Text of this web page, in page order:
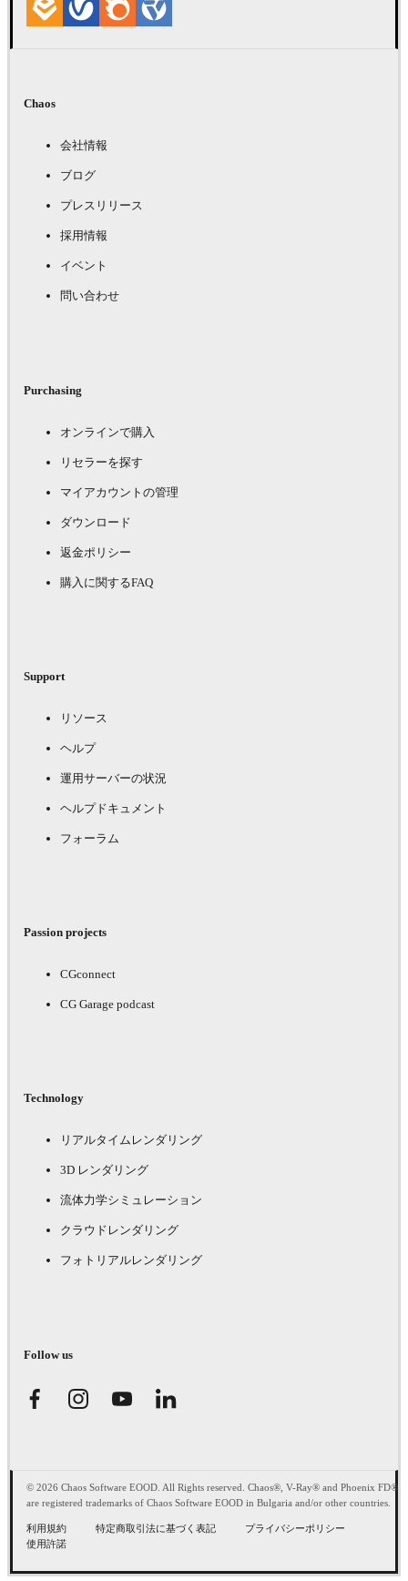
Chaos
会社情報
ブログ
プレスリリース
採用情報
イベント
問い合わせ
Purchasing
オンラインで購入
リセラーを探す
マイアカウントの管理
ダウンロード
返金ポリシー
購入に関するFAQ
Support
リソース
ヘルプ
運用サーバーの状況
ヘルプドキュメント
フォーラム
Passion projects
CGconnect
CG Garage podcast
Technology
リアルタイムレンダリング
3D レンダリング
流体力学シミュレーション
クラウドレンダリング
フォトリアルレンダリング
Follow us
© 2026 Chaos Software EOOD. All Rights reserved. Chaos®, V-Ray® and Phoenix FD®
are registered trademarks of Chaos Software EOOD in Bulgaria and/or other countries.
利用規約 特定商取引法に基づく表記
プライバシーポリシー
使用許諾